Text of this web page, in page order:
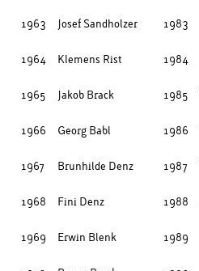
1963 Josef Sandholzer 1983
1964 Klemens Rist 1984
1965 Jakob Brack 1985
1966 Georg Babl 1986
1967 Brunhilde Denz 1987
1968 Fini Denz 1988
1969 Erwin Blenk 1989